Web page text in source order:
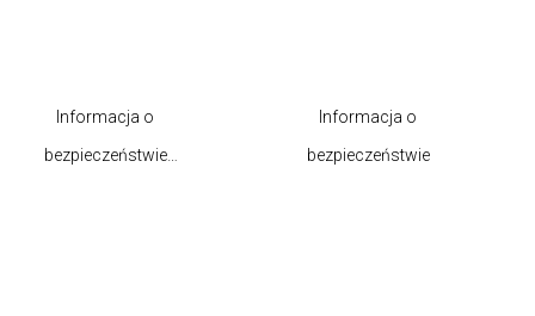
Informacja o
bezpieczeństwie
Informacja o
bezpieczeństwie